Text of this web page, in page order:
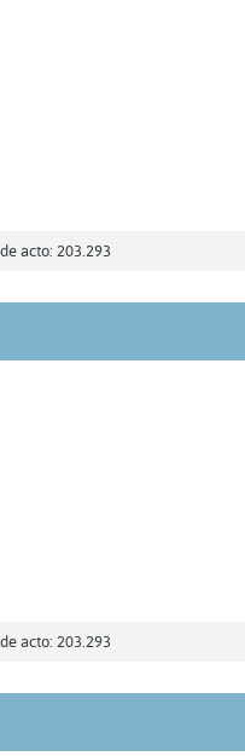
acto: 203.293
acto: 203.293